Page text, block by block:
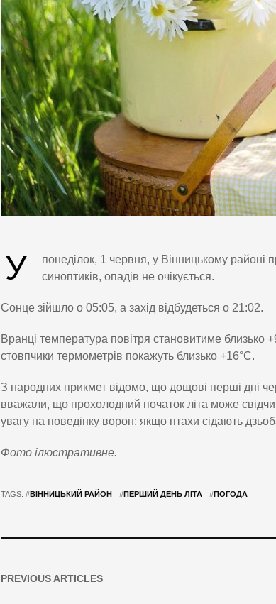
У
понеділок, 1 червня, у Вінницькому
синоптиків, опадів не очікується.
Сонце зійшло о 05:05, а захід відбудеться о 21:02.
Вранці температура повітря становитиме близько
стовпчики термометрів покажуть близько +16°C.
З народних прикмет відомо, що дощові перші дні
вважали, що прохолодний початок літа може
увагу на поведінку ворон: якщо птахи сідають
Фото ілюстративне.
TAGS: #ВІННИЦЬКИЙ РАЙОН #ПЕРШИЙ ДЕНЬ ЛІТА #ПОГОДА
PREVIOUS ARTICLES